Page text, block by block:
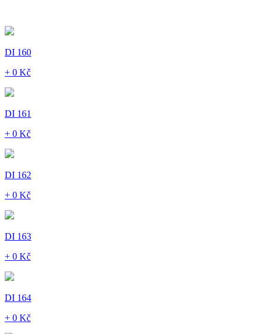
DI 160
+ 0 Kč
DI 161
+ 0 Kč
DI 162
+ 0 Kč
DI 163
+ 0 Kč
DI 164
+ 0 Kč